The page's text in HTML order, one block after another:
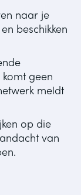
naar je
beschikken
geen
meldt
op die
van